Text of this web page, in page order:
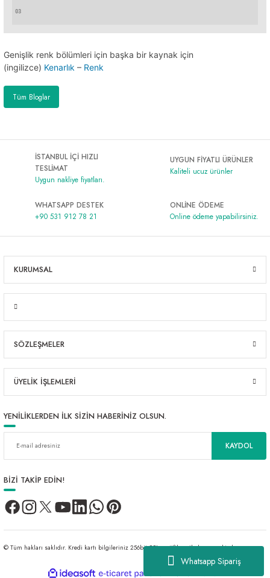
Whatsapp Sipariş
03
Genişlik renk bölümleri için başka bir kaynak için
(ingilizce) Kenarlık – Renk
Tüm Bloglar
İSTANBUL İÇİ HIZLI
TESLİMAT
Uygun nakliye fiyatları.
UYGUN FİYATLI ÜRÜNLER
Kaliteli ucuz ürünler
WHATSAPP DESTEK
+90 531 912 78 21
ONLİNE ÖDEME
Online ödeme yapabilirsiniz.
KURUMSAL
SÖZLEŞMELER
ÜYELİK İŞLEMLERİ
YENİLİKLERDEN İLK SİZİN HABERİNİZ OLSUN.
KAYDOL
BİZİ TAKİP EDİN!
© Tüm hakları saklıdır. Kredi kartı bilgileriniz 256bit SSL sertifikası ile korunmaktadır.
ideasoft